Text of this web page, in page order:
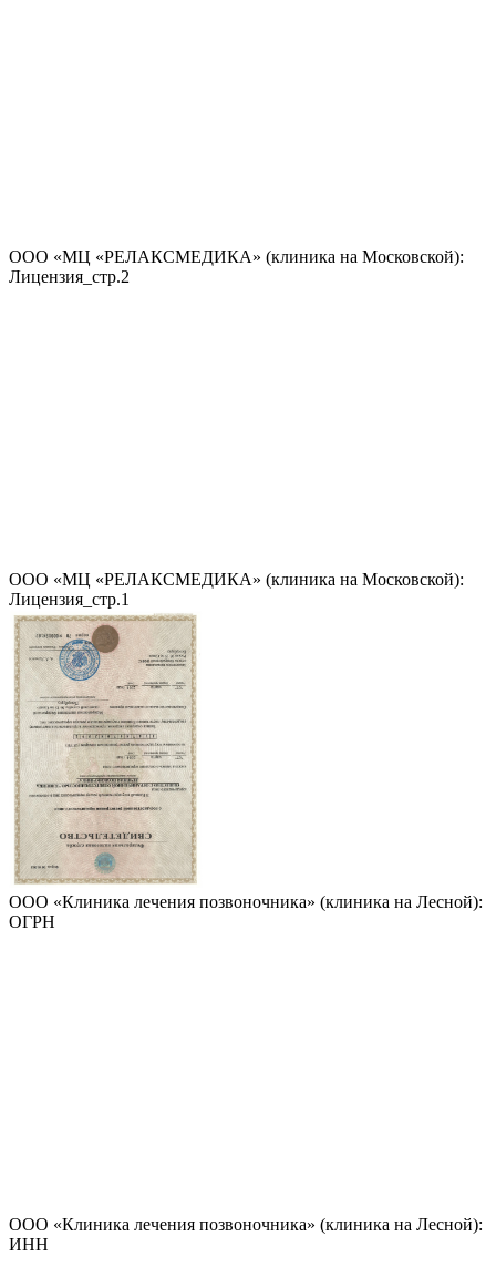
ООО «МЦ «РЕЛАКСМЕДИКА» (клиника на Московской):
Лицензия_стр.2
ООО «МЦ «РЕЛАКСМЕДИКА» (клиника на Московской):
Лицензия_стр.1
ООО «Клиника лечения позвоночника» (клиника на Лесной):
ОГРН
ООО «Клиника лечения позвоночника» (клиника на Лесной):
ИНН